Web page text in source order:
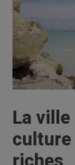
La ville
culture